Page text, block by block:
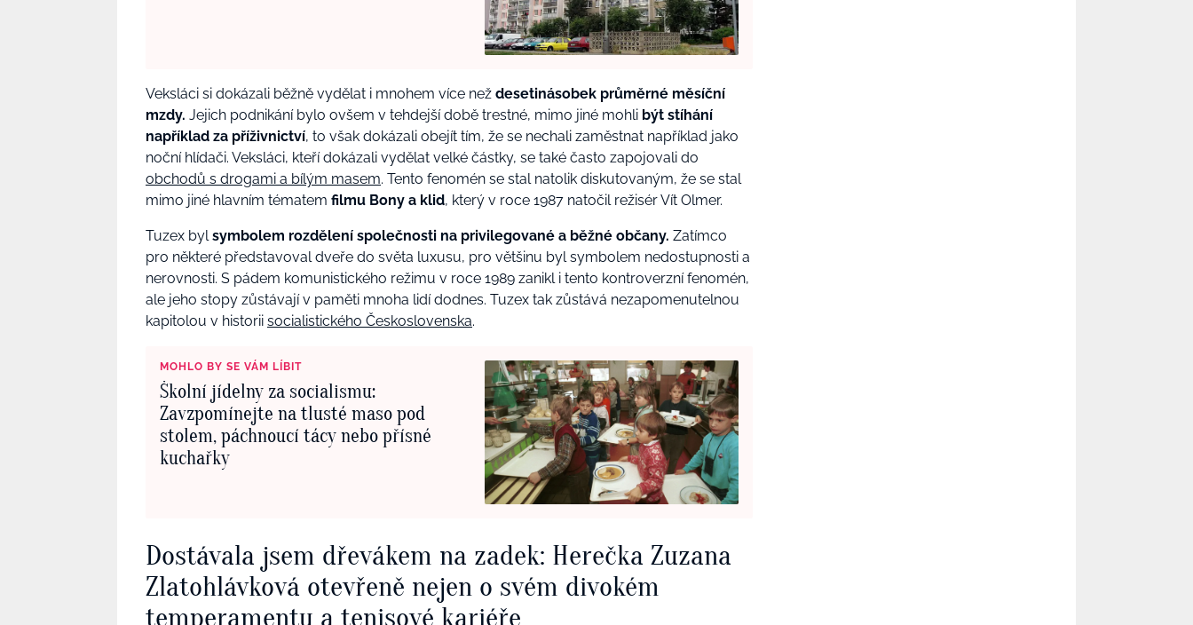
Veksláci si dokázali běžně vydělat i mnohem více než desetinásobek průměrné měsíční
mzdy. Jejich podnikání bylo ovšem v tehdejší době trestné, mimo jiné mohli být stíhání
například za příživnictví, to však dokázali obejít tím, že se nechali zaměstnat například jako
noční hlídači. Veksláci, kteří dokázali vydělat velké částky, se také často zapojovali do
obchodů s drogami a bílým masem. Tento fenomén se stal natolik diskutovaným, že se stal
mimo jiné hlavním tématem filmu Bony a klid, který v roce 1987 natočil režisér Vít Olmer.
Tuzex bylsymbolem rozdělení společnosti na privilegované a běžné občany. Zatímco
pro některé představoval dveře do světa luxusu, pro většinu byl symbolem nedostupnosti a
nerovnosti. S pádem komunistického režimu v roce 1989 zanikl i tento kontroverzní fenomén,
ale jeho stopy zůstávají v paměti mnoha lidí dodnes. Tuzex tak zůstává nezapomenutelnou
kapitolou v historii socialistického Československa.
MOHLO BY SE VÁM LÍBIT
Školní jídelny za socialismu:
Zavzpomínejte na tlusté maso pod
stolem, páchnoucí tácy nebo přísné
kuchařky
Dostávala jsem dřevákem na zadek: Herečka Zuzana
Zlatohlávková otevřeně nejen o svém divokém
temperamentu a tenisové kariéře